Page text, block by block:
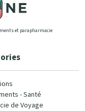
et parapharmacie
- Santé
de Voyage